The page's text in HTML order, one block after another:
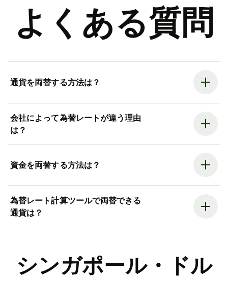
よくある質問
通貨を両替する方法は？
会社によって為替レートが違う理由
は？
資金を両替する方法は？
為替レート計算ツールで両替できる
通貨は？
シンガポール・ドル